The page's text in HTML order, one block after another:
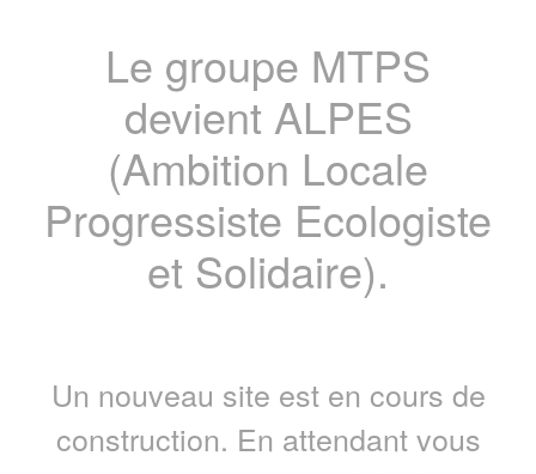
Le groupe MTPS
devient ALPES
(Ambition Locale
Progressiste Ecologiste
et Solidaire).
Un nouveau site est en cours de
construction. En attendant vous